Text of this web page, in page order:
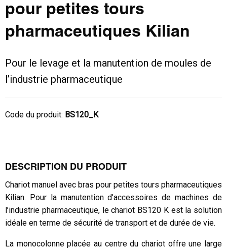
pour petites tours
pharmaceutiques Kilian
Pour le levage et la manutention de moules de
l’industrie pharmaceutique
Code du produit: BS120_K
DESCRIPTION DU PRODUIT
Chariot manuel avec bras pour petites tours pharmaceutiques
Kilian. Pour la manutention d’accessoires de machines de
l’industrie pharmaceutique, le chariot BS120 K est la solution
idéale en terme de sécurité de transport et de durée de vie.
La monocolonne placée au centre du chariot offre une large